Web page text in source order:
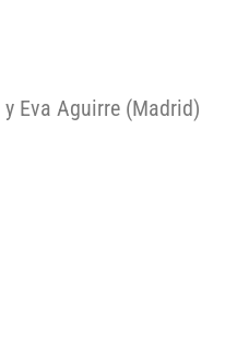
Eva Aguirre (Madrid)